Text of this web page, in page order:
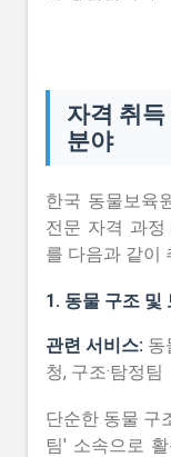
자격 취
분야
한국 동물보육
전문 자격 과
를 다음과 같이
1. 동물 구조 및
관련 서비스: 동
청, 구조·탐정팀
단순한 동물 구
팀' 소속으로